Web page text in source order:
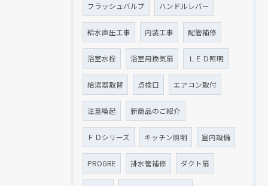
フラッシュバルブ ハンドルレバー
給水直圧工事 内装工事 配管補修
浴室水栓 浴室用換気扇 ＬＥＤ照明
給湯器取替 点検口 エアコン取付
注意喚起 新商品のご紹介
ＦＤシリーズ キッチン照明 室内設備
PROGRE 排水管補修 ダクト扇